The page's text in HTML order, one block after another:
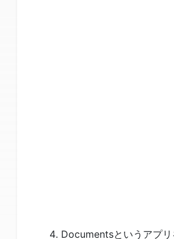
Documentsというアプリ